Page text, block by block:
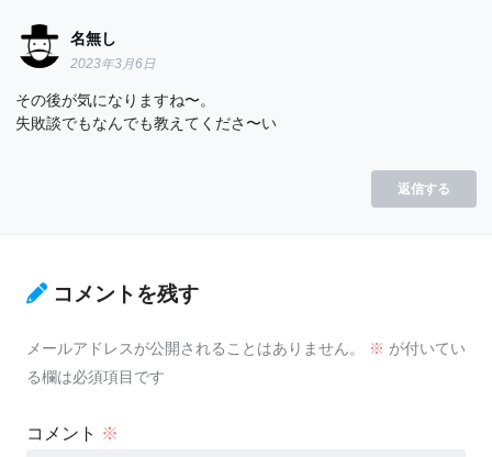
名無し
2023年3月6日
その後が気になりますね〜。
失敗談でもなんでも教えてくださ〜い
返信する
コメントを残す
メールアドレスが公開されることはありません。 ※ が付いてい
る欄は必須項目です
コメント ※